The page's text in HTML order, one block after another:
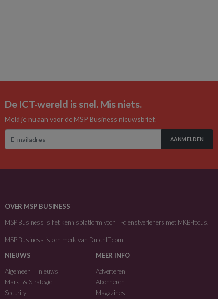
De ICT-wereld is snel. Mis niets.
Meld je nu aan voor de MSP Business nieuwsbrief.
AANMELDEN
OVER MSP BUSINESS
MSP Business is het kennisplatform voor IT-dienstverleners met MKB-focus.
MSP Business is een merk van DutchIT.com.
NIEUWS
Algemeen IT nieuws
Markt & Strategie
Security
MEER INFO
Adverteren
Abonneren
Magazines